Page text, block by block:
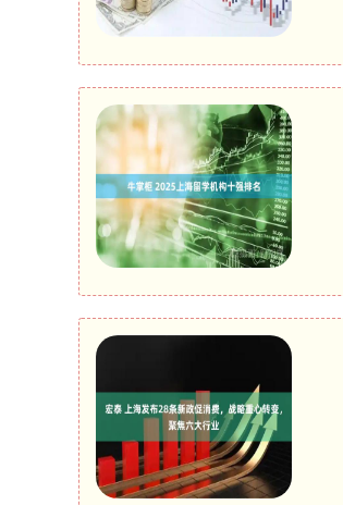
上证指数 3900.35